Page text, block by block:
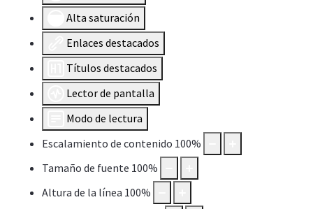
Alta saturación
Enlaces destacados
Títulos destacados
Lector de pantalla
Modo de lectura
Escalamiento de contenido 100%
Tamaño de fuente 100%
Altura de la línea 100%